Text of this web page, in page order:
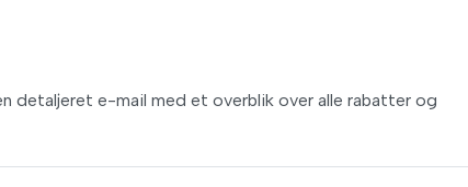
detaljeret e-mail med et overblik over alle rabatter og